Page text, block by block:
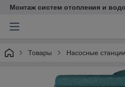
Монтаж систем отопления и
Товары Насосные